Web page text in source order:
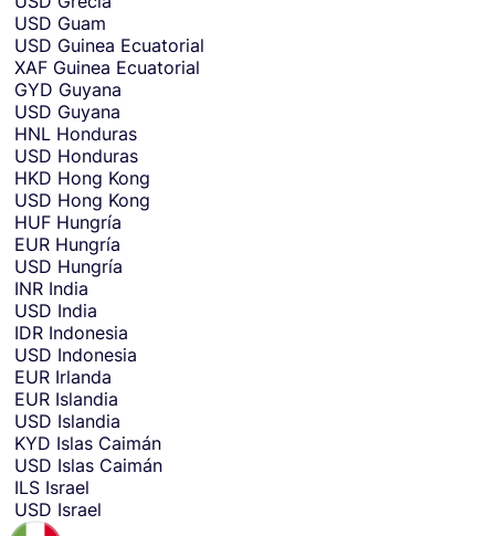
USD Guam
USD Guinea Ecuatorial
XAF Guinea Ecuatorial
GYD Guyana
USD Guyana
HNL Honduras
USD Honduras
HKD Hong Kong
USD Hong Kong
HUF Hungría
EUR Hungría
USD Hungría
INR India
USD India
IDR Indonesia
USD Indonesia
EUR Irlanda
EUR Islandia
USD Islandia
KYD Islas Caimán
USD Islas Caimán
ILS Israel
USD Israel